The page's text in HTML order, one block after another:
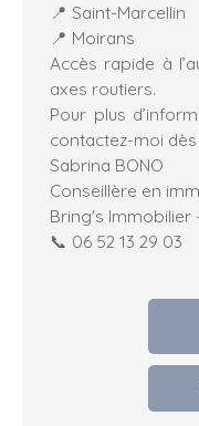
📍 Saint-Marcellin
📍 Moirans
Accès rapide à
axes routiers.
Pour plus
contactez-moi
Sabrina BONO
Conseillère en
Bring's Immobilier
📞 06 52 13 29 03